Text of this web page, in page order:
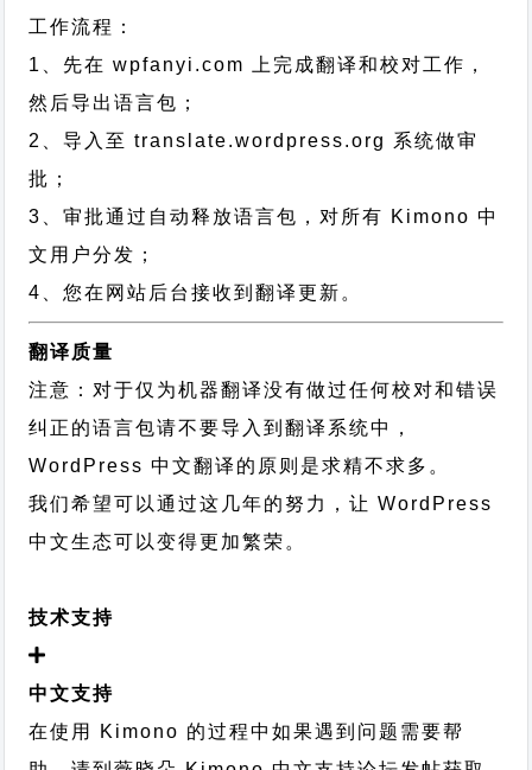
工作流程：
1、先在 wpfanyi.com 上完成翻译和校对工作，
然后导出语言包；
2、导入至 translate.wordpress.org 系统做审
批；
3、审批通过自动释放语言包，对所有 Kimono 中
文用户分发；
4、您在网站后台接收到翻译更新。
翻译质量
注意：对于仅为机器翻译没有做过任何校对和错误
纠正的语言包请不要导入到翻译系统中，
WordPress 中文翻译的原则 是求精不求多。
我们希望可以通过这几年的努力，让 WordPress
中文生态可以变得更加繁荣。
技术支持
中文支持
在使用 Kimono 的过程中如果遇到问题需要帮